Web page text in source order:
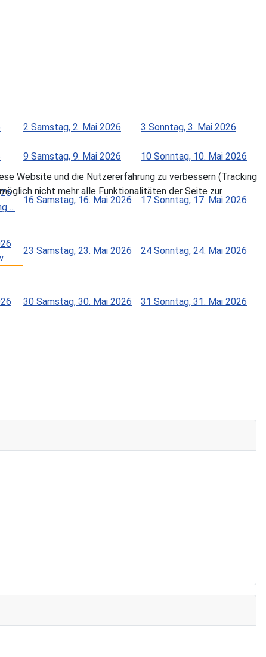
2 Samstag, 2. Mai 2026 3 Sonntag, 3. Mai 2026
9 Samstag, 9. Mai 2026 10 Sonntag, 10. Mai 2026
...
16 Samstag, 16. Mai 2026 17 Sonntag, 17. Mai 2026
23 Samstag, 23. Mai 2026 24 Sonntag, 24. Mai 2026
30 Samstag, 30. Mai 2026 31 Sonntag, 31. Mai 2026
Website und die Nutzererfahrung zu verbessern (Tracking
nicht mehr alle Funktionalitäten der Seite zur